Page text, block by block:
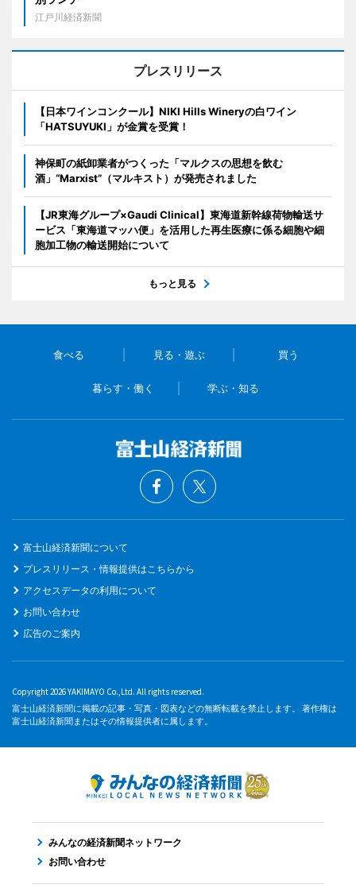
江戸川経済新聞
プレスリリース
【日本ワインコンクール】NIKI Hills Wineryの白ワイン
「HATSUYUKI」が金賞を受賞！
神保町の紙卸業者がつくった「マルクスの思想を飲む
酒」“Marxist”（マルキスト）が発売されました
【JR東海グループ×Gaudi Clinical】東海道新幹線荷物輸送サ
ービス「東海道マッハ便」を活用した再生医療に係る細胞や細
胞加工物の輸送開始について
もっと見る
食べる 見る・遊ぶ 買う
暮らす・働く 学ぶ・知る
富士山経済新聞について
プレスリリース・情報提供はこちらから
アクセスデータの利用について
お問い合わせ
広告のご案内
Copyright 2026 YAKIMAYO Co.,Ltd. All rights reserved.
富士山経済新聞に掲載の記事・写真・図表などの無断転載を禁止します。 著作権は
富士山経済新聞またはその情報提供者に属します。
みんなの経済新聞ネットワーク
お問い合わせ